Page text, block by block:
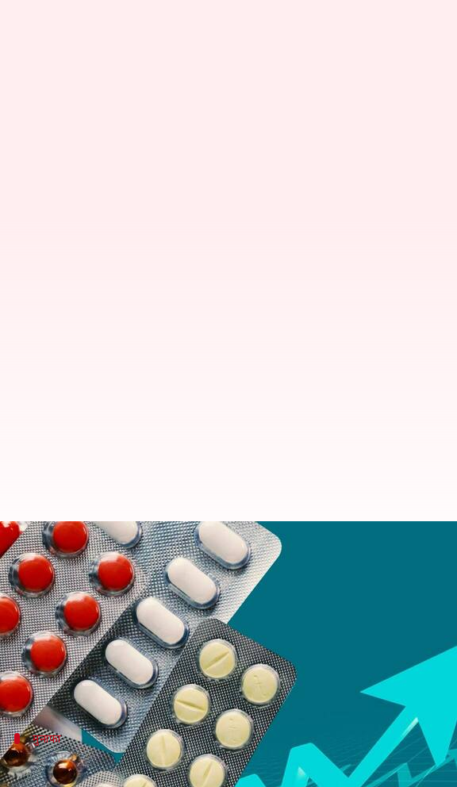
मेडिकल व्यापारियों को 100 रुपये वाली गोली
लेखन भारत शर्मा May 20, 2022 04:37 pm
क्या है खबर?
भारतमें मेडिकल दवाइयों का कारोबार करने वाले व्यापारी दवाइयां बेचकर
यही कारण है कि 100 रुपये कीमत वाली एक गोली पर व्यापारियों को 1,000
मुनाफा
किस दवा पर होता है कितना मुनाफा?